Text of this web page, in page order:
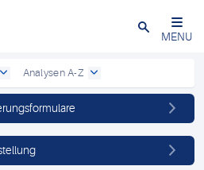
Schließen
MENU
Analysen A-Z